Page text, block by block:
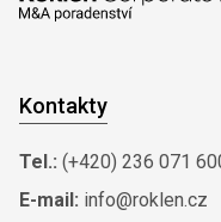
Kontakty
Tel.: (+420) 236 071
E-mail: info@roklen.cz